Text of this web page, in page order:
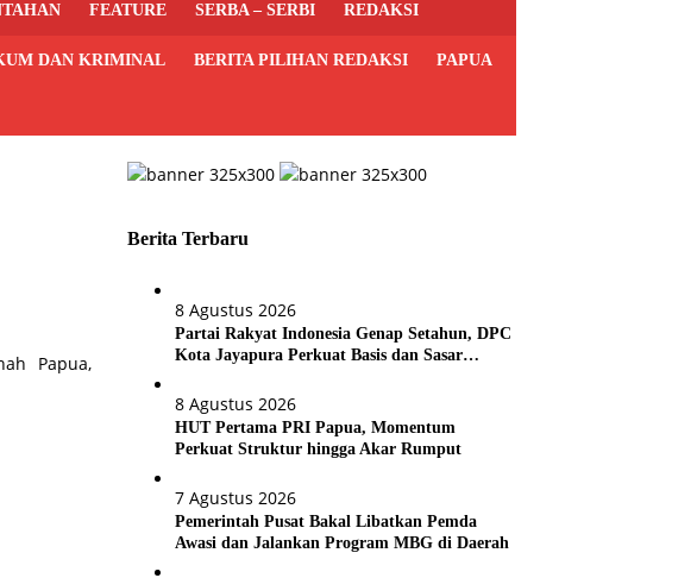
FEATURE SERBA – SERBI REDAKSI
DAN KRIMINAL BERITA PILIHAN REDAKSI PAPUA
Papua,
Berita Terbaru
8 Agustus 2026
Partai Rakyat Indonesia Genap Setahun, DPC
Kota Jayapura Perkuat Basis dan Sasar
8 Agustus 2026
HUT Pertama PRI Papua, Momentum
Perkuat Struktur hingga Akar Rumput
7 Agustus 2026
Pemerintah Pusat Bakal Libatkan Pemda
Awasi dan Jalankan Program MBG di Daerah